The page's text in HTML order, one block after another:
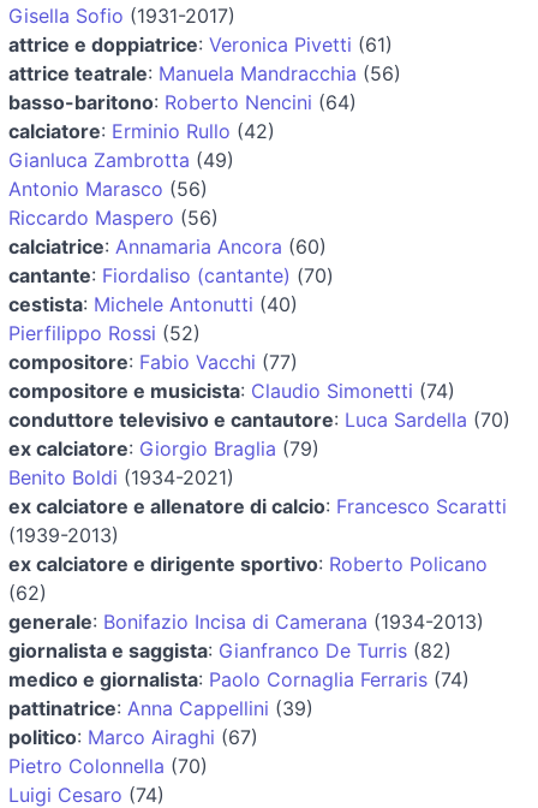
Gisella Sofio (1931-2017)
attrice e doppiatrice: Veronica Pivetti (61)
attrice teatrale: Manuela Mandracchia (56)
basso-baritono: Roberto Nencini (64)
calciatore: Erminio Rullo (42)
Gianluca Zambrotta (49)
Antonio Marasco (56)
Riccardo Maspero (56)
calciatrice: Annamaria Ancora (60)
cantante: Fiordaliso (cantante) (70)
cestista: Michele Antonutti (40)
Pierfilippo Rossi (52)
compositore: Fabio Vacchi (77)
compositore e musicista: Claudio Simonetti (74)
conduttore televisivo e cantautore: Luca Sardella (70)
ex calciatore: Giorgio Braglia (79)
Benito Boldi (1934-2021)
ex calciatore e allenatore di calcio: Francesco Scaratti
(1939-2013)
ex calciatore e dirigente sportivo: Roberto Policano
(62)
generale: Bonifazio Incisa di Camerana (1934-2013)
giornalista e saggista: Gianfranco De Turris (82)
medico e giornalista: Paolo Cornaglia Ferraris (74)
pattinatrice: Anna Cappellini (39)
politico: Marco Airaghi (67)
Pietro Colonnella (70)
Luigi Cesaro (74)